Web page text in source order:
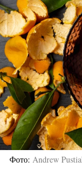
Фото Andrew